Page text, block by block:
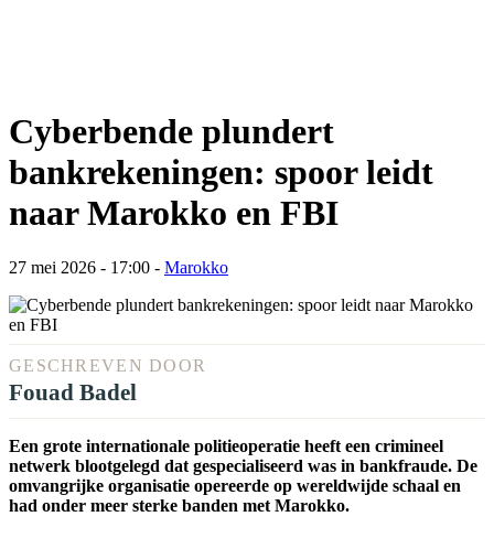
Cyberbende plundert
bankrekeningen: spoor leidt
naar Marokko en FBI
27 mei 2026 - 17:00 - Marokko
GESCHREVEN DOOR
Fouad Badel
Een grote internationale politieoperatie heeft een crimineel
netwerk blootgelegd dat gespecialiseerd was in bankfraude. De
omvangrijke organisatie opereerde op wereldwijde schaal en
had onder meer sterke banden met Marokko.